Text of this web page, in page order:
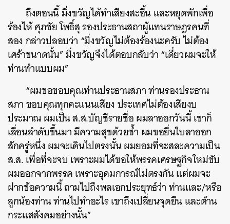
ถึงตอนนี้ มิ่งขวัญได้ทำเสียงสะอื้น และหยุดพักเพื่อ
ร้องไห้ ศุภชัย โพธิ์สุ รองประธานสถาผู้แทนราษฎรคนที่
สอง กล่าวปลอบว่า “มิ่งขวัญไม่ต้องร้องนะครับ ไม่ต้อง
เศร้าขนาดนั้น” มิ่งขวัญจึงได้ตอบกลับว่า “เดี๋ยวผมจะให้
ท่านทำแบบผม”
“ผมขอขอบคุณท่านประธานสภา ท่านรองประธาน
สภา ขอบคุณทุกคะแนนเสียง ประเทศไม่ต้องเสียงบ
ประมาณ ผมเป็น ส.ส.บัญชีรายชื่อ ผมลาออกวันนี้ เขาก็
เลื่อนลำดับขึ้นมา มีความสุขด้วยซ้ำ ผมขอยื่นใบลาออก
สักครู่หนึ่ง ผมจะเดินไปตรงนั้น ผมยอมที่จะสละความเป็น
ส.ส. เพื่อที่จะจบ เพราะผมได้ขอให้พรรคเศรษฐกิจใหม่ขับ
ผมออกจากพรรค เพราะอุดมการณ์ไม่ตรงกัน แต่ผมจะ
ฝากข้อความนี้ ถามไปถึงพลเอกประยุทธ์ว่า ท่านและ/หรือ
ลูกน้องท่าน ท่านไปทำอะไร เขาถึงเปลี่ยนจุดยืน และต้าน
กระแสสังคมอย่างนั้น”
ค้นหา
SHARE TWEET LINE EMAIL